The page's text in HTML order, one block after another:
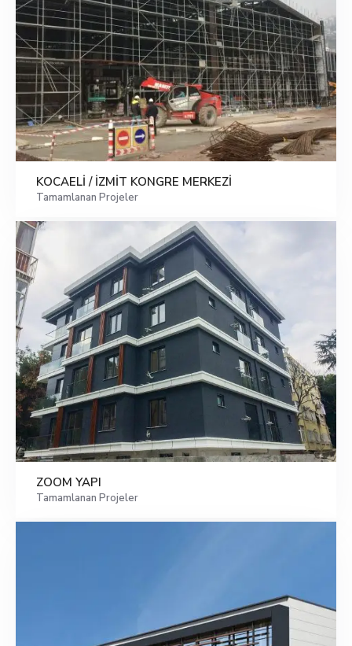
KOCAELİ / İZMİT KONGRE MERKEZİ
Tamamlanan Projeler
ZOOM YAPI
Tamamlanan Projeler